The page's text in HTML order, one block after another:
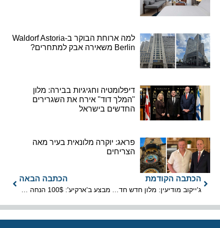
למה ארוחת הבוקר ב-Waldorf Astoria
Berlin משאירה אבק למתחרים?
דיפלומטיה וחגיגיות בבירה: מלון
"המלך דוד" אירח את השגרירים
החדשים בישראל
פראג: יוקרה מלונאית בעיר מאה
הצריחים
הכתבה הקודמת הכתבה הבאה